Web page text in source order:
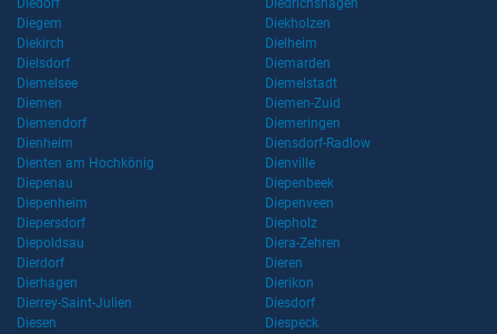
Diedorf
Diedrichshagen
Diegem
Diekholzen
Diekirch
Dielheim
Dielsdorf
Diemarden
Diemelsee
Diemelstadt
Diemen
Diemen-Zuid
Diemendorf
Diemeringen
Dienheim
Diensdorf-Radlow
Dienten am Hochkönig
Dienville
Diepenau
Diepenbeek
Diepenheim
Diepenveen
Diepersdorf
Diepholz
Diepoldsau
Diera-Zehren
Dierdorf
Dieren
Dierhagen
Dierikon
Dierrey-Saint-Julien
Diesdorf
Diesen
Diespeck